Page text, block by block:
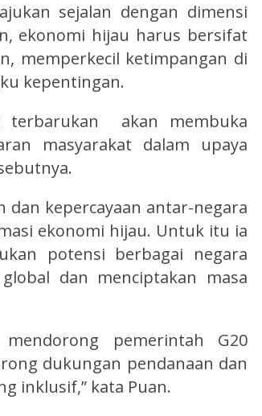
sejalan dengan dimensi
ekonomi hijau harus bersifat
memperkecil ketimpangan di
kepentingan.
terbarukan akan membuka
masyarakat dalam upaya
kepercayaan antar-negara
ekonomi hijau. Untuk itu ia
potensi berbagai negara
dan menciptakan masa
pemerintah G20
dukungan pendanaan dan
inklusif,” kata Puan.